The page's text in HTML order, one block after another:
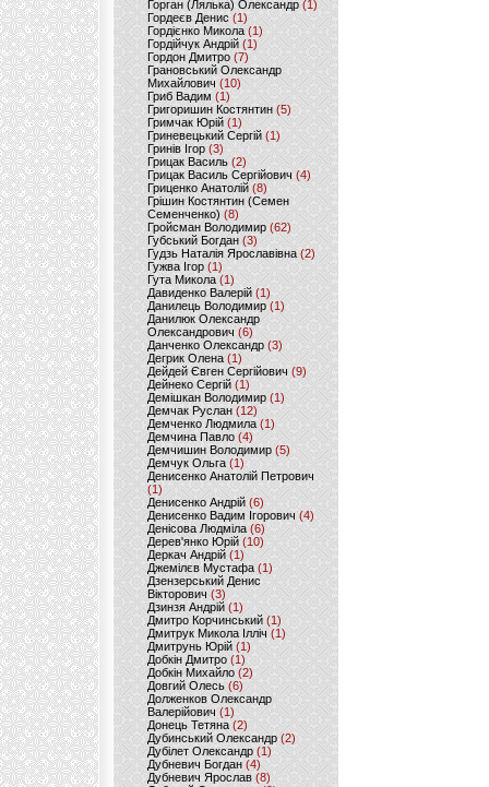
Горган (Лялька) Олександр(1)
Гордеєв Денис (1)
Гордієнко Микола (1)
Гордійчук Андрій (1)
Гордон Дмитро (7)
Грановський Олександр
Михайлович (10)
Гриб Вадим (1)
Григоришин Костянтин (5)
Гримчак Юрій(1)
Гриневецький Сергій(1)
Гринів Ігор (3)
Грицак Василь (2)
Грицак Василь Сергійович (4)
Гриценко Анатолій (8)
Грішин Костянтин (Семен
Семенченко)(8)
Гройсман Володимир(62)
Губський Богдан (3)
Гудзь Наталія Ярославівна(2)
Гужва Ігор (1)
Гута Микола (1)
Давиденко Валерій (1)
Данилець Володимир(1)
Данилюк Олександр
Олександрович (6)
Данченко Олександр (3)
Дегрик Олена(1)
Дейдей Євген Сергійович(9)
Дейнеко Сергій (1)
Демішкан Володимир(1)
Демчак Руслан (12)
Демченко Людмила (1)
Демчина Павло (4)
Демчишин Володимир (5)
Демчук Ольга(1)
Денисенко Анатолій Петрович
(1)
Денисенко Андрій (6)
Денисенко Вадим Ігорович (4)
Денісова Людміла(6)
Дерев'янко Юрій(10)
Деркач Андрій(1)
Джемілєв Мустафа (1)
Дзензерський Денис
Вікторович (3)
Дзинзя Андрій (1)
Дмитро Корчинський (1)
Дмитрук Микола Ілліч (1)
Дмитрунь Юрій (1)
Добкін Дмитро(1)
Добкін Михайло (2)
Довгий Олесь (6)
Долженков Олександр
Валерійович (1)
Донець Тетяна (2)
Дубинський Олександр(2)
Дубілет Олександр (1)
Дубневич Богдан (4)
Дубневич Ярослав (8)